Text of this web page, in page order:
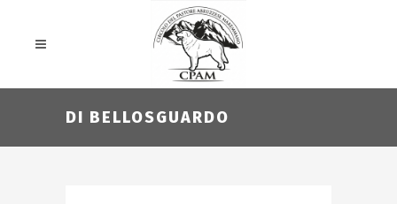
DI BELLOSGUARDO